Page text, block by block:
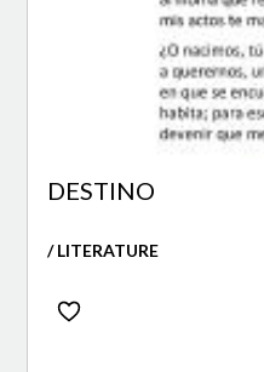
DESTINO
/ LITERATURE